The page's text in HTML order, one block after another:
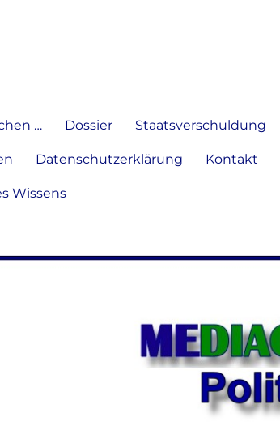
… Dossier Staatsverschuldung
Datenschutzerklärung Kontakt
Wissens